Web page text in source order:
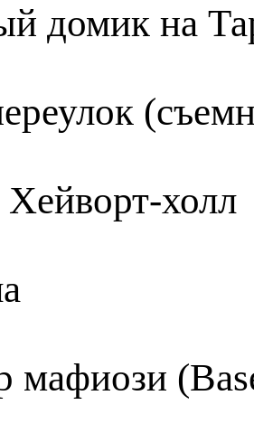
домик на
холл
мафиози